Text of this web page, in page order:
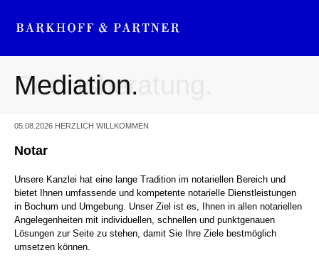
Mediation.
Rechtsberatung.
05.08.2026 HERZLICH WILLKOMMEN
Notar
Unsere Kanzlei hat eine lange Tradition im notariellen Bereich und
bietet Ihnen umfassende und kompetente notarielle Dienstleistungen
in Bochum und Umgebung. Unser Ziel ist es, Ihnen in allen notariellen
Angelegenheiten mit individuellen, schnellen und punktgenauen
Lösungen zur Seite zu stehen, damit Sie Ihre Ziele bestmöglich
umsetzen können.